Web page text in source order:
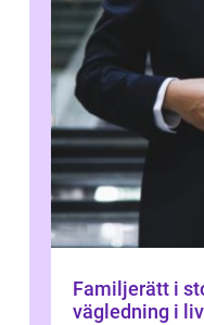
Familjerätt i
vägledning i